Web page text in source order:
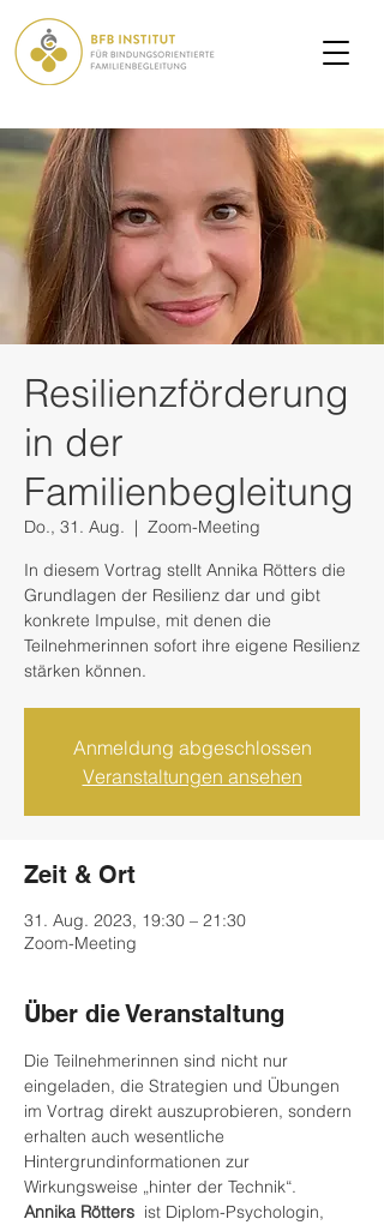
Resilienzförderung
in der
Familienbegleitung
Do., 31. Aug.
  |
Zoom-Meeting
In diesem Vortrag stellt Annika Rötters die
Grundlagen der Resilienz dar und gibt
konkrete Impulse, mit denen die
Teilnehmerinnen sofort ihre eigene Resilienz
stärken können.
Anmeldung abgeschlossen
Veranstaltungen ansehen
Zeit & Ort
31. Aug. 2023, 19:30 – 21:30
Zoom-Meeting
Über die Veranstaltung
Die Teilnehmerinnen sind nicht nur
eingeladen, die Strategien und Übungen
im Vortrag direkt auszuprobieren, sondern
erhalten auch wesentliche
Hintergrundinformationen zur
Wirkungsweise „hinter der Technik“.
Annika Rötters ist Diplom-Psychologin,